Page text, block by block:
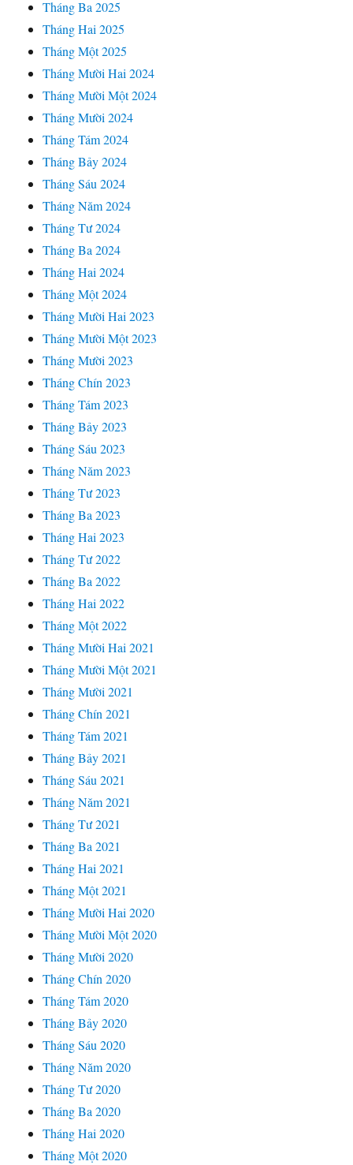
Tháng Ba 2025
Tháng Hai 2025
Tháng Một 2025
Tháng Mười Hai 2024
Tháng Mười Một 2024
Tháng Mười 2024
Tháng Tám 2024
Tháng Bảy 2024
Tháng Sáu 2024
Tháng Năm 2024
Tháng Tư 2024
Tháng Ba 2024
Tháng Hai 2024
Tháng Một 2024
Tháng Mười Hai 2023
Tháng Mười Một 2023
Tháng Mười 2023
Tháng Chín 2023
Tháng Tám 2023
Tháng Bảy 2023
Tháng Sáu 2023
Tháng Năm 2023
Tháng Tư 2023
Tháng Ba 2023
Tháng Hai 2023
Tháng Tư 2022
Tháng Ba 2022
Tháng Hai 2022
Tháng Một 2022
Tháng Mười Hai 2021
Tháng Mười Một 2021
Tháng Mười 2021
Tháng Chín 2021
Tháng Tám 2021
Tháng Bảy 2021
Tháng Sáu 2021
Tháng Năm 2021
Tháng Tư 2021
Tháng Ba 2021
Tháng Hai 2021
Tháng Một 2021
Tháng Mười Hai 2020
Tháng Mười Một 2020
Tháng Mười 2020
Tháng Chín 2020
Tháng Tám 2020
Tháng Bảy 2020
Tháng Sáu 2020
Tháng Năm 2020
Tháng Tư 2020
Tháng Ba 2020
Tháng Hai 2020
Tháng Một 2020